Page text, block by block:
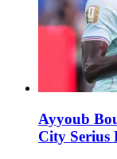
Ayyoub
City Serius